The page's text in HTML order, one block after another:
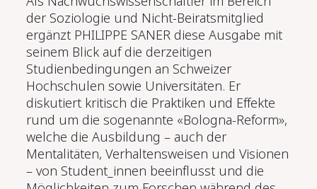
der Soziologie und Nicht-Beiratsmitglied
ergänzt PHILIPPE SANER diese Ausgabe mit
seinem Blick auf die derzeitigen
Studienbedingungen an Schweizer
Hochschulen sowie Universitäten. Er
diskutiert kritisch die Praktiken und Effekte
rund um die sogenannte «Bologna-Reform»,
welche die Ausbildung – auch der
Mentalitäten, Verhaltensweisen und Visionen
– von Student_innen beeinflusst und die